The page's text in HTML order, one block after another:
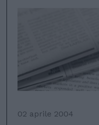
02 aprile 2004